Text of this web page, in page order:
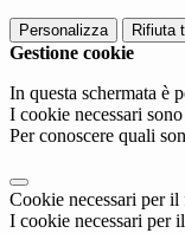
Personalizza Rifiuta
Gestione cookie
In questa schermata è
I cookie necessari
Per conoscere quali
Cookie necessari per
I cookie necessari per